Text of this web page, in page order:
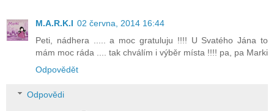
M.A.R.K.I 02 června, 2014 16:44
Peti, nádhera ..... a moc gratuluju !!!! U Svatého Jána to
mám moc ráda .... tak chválím i výběr místa !!!! pa, pa Marki
Odpovědět
Odpovědi